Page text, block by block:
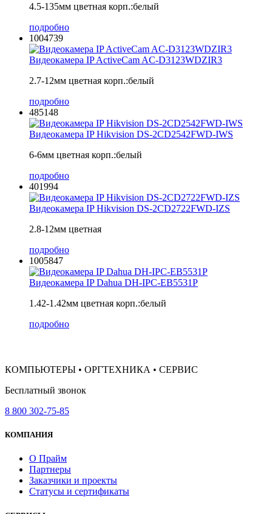
4.5-135мм цветная корп.:белый
подробно
1004739
Видеокамера IP ActiveCam AC-D3123WDZIR3
2.7-12мм цветная корп.:белый
подробно
485148
Видеокамера IP Hikvision DS-2CD2542FWD-IWS
6-6мм цветная корп.:белый
подробно
401994
Видеокамера IP Hikvision DS-2CD2722FWD-IZS
2.8-12мм цветная
подробно
1005847
Видеокамера IP Dahua DH-IPC-EB5531P
1.42-1.42мм цветная корп.:белый
подробно
КОМПЬЮТЕРЫ • ОРГТЕХНИКА • СЕРВИС
Бесплатный звонок
8 800 302-75-85
КОМПАНИЯ
О Прайм
Партнеры
Заказчики и проекты
Статусы и сертификаты